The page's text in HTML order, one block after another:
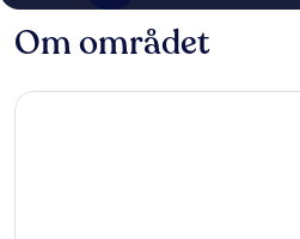
Om området